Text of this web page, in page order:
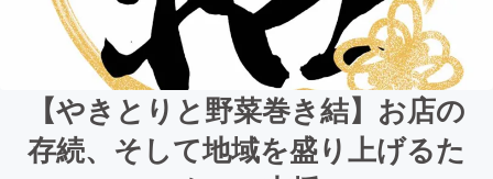
【やきとりと野菜巻き結】お店の
存続、そして地域を盛り上げるた